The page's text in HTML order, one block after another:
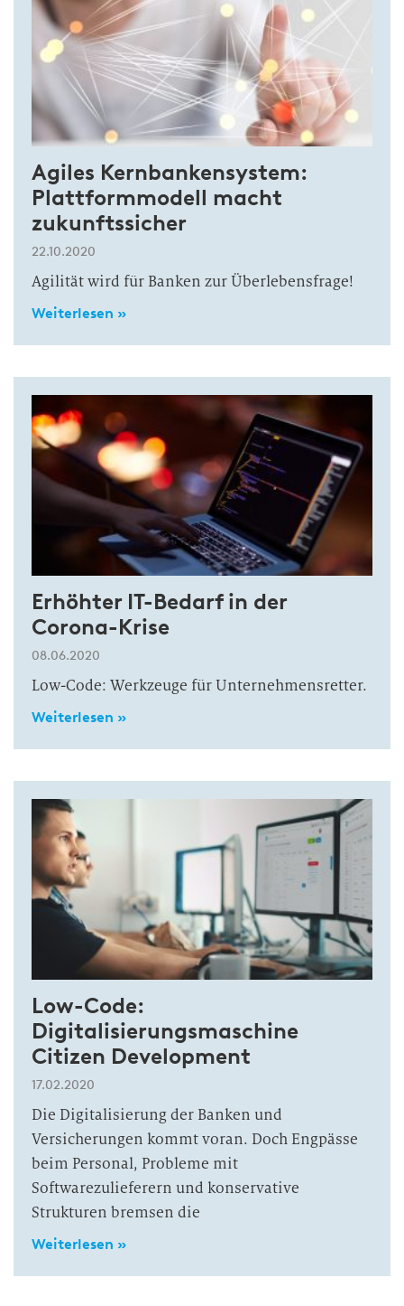
Agiles Kernbankensystem:
Plattformmodell macht
zukunftssicher
22.10.2020
Agilität wird für Banken zur Überlebensfrage!
Weiterlesen »
Erhöhter IT-Bedarf in der
Corona-Krise
08.06.2020
Low-Code: Werkzeuge für Unternehmensretter.
Weiterlesen »
Low-Code:
Digitalisierungsmaschine
Citizen Development
17.02.2020
Die Digitalisierung der Banken und
Versicherungen kommt voran. Doch Engpässe
beim Personal, Probleme mit
Softwarezulieferern und konservative
Strukturen bremsen die
Weiterlesen »